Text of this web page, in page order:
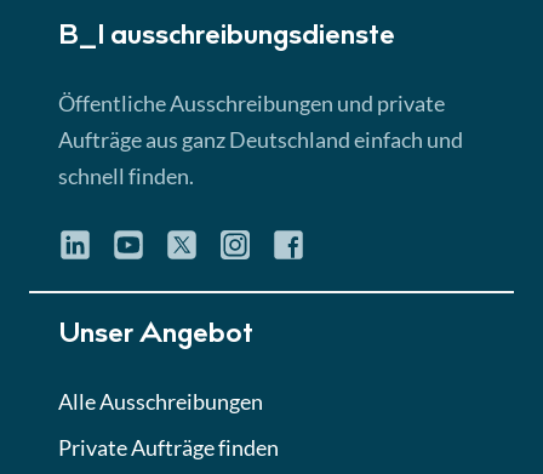
Lektion 3
► 4:31 Min
Quiz
Eignung im Vergabeverfahren
Lektion 6
B_I ausschreibungs­dienste
Öffentliche Ausschreibungen und private
Aufträge aus ganz Deutschland einfach und
schnell finden.
Unser Angebot
Alle Ausschreibungen
Private Aufträge finden